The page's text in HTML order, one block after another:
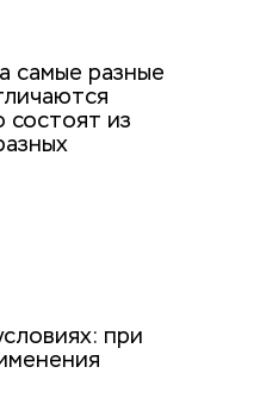
самые разные
состоят из
при